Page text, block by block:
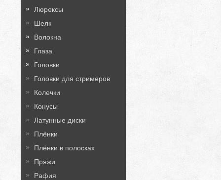
Люрексы
Шелк
Волокна
Глаза
Головки
Головки для стримеров
Колечки
Конусы
Латунные диски
Плёнки
Плёнки в полосках
Пряжи
Рафия